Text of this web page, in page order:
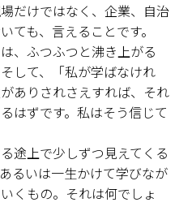
だけではなく、企業、自治
ても、言えることです。
、ふつふつと沸き上がる
して、「私が学ばなけれ
ありされさえすれば、それ
はずです。私はそう信じて
途上で少しずつ見えてくる
るいは一生かけて学びなが
くもの。それは何でしょ